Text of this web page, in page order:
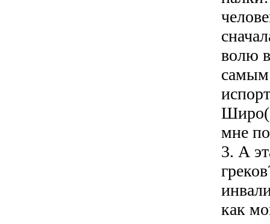
волю
мне
3. А
как